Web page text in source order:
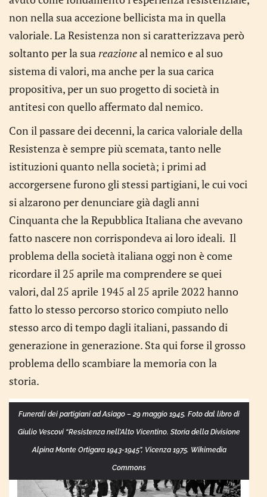
non nella sua accezione bellicista ma in quella
valoriale. La Resistenza non si caratterizzava però
soltanto per la suareazioneal nemico e al suo
sistema di valori, ma anche per la sua carica
propositiva, per un suo progetto di società in
antitesi con quello affermato dal nemico.
Con il passare dei decenni, la carica valoriale della
Resistenza è sempre più scemata, tanto nelle
istituzioni quanto nella società; i primi ad
accorgersene furono gli stessi partigiani, le cui voci
si alzarono per denunciare già dagli anni
Cinquanta che la Repubblica Italiana che avevano
fatto nascere non corrispondeva ai loro ideali. Il
problema della società italiana oggi non è come
ricordare il 25 aprile ma comprendere se quei
valori, dal 25 aprile 1945 al 25 aprile 2022 hanno
fatto lo stesso percorso storico compiuto nello
stesso arco di tempo dagli italiani, passando di
generazione in generazione. Sta qui forse il grosso
problema dello scambiare la memoria con la
storia.
Funerali dei partigiani ad Asiago – 29 maggio 1945. Foto dal libro di
Giulio Vescovi “Resistenza nell’Alto Vicentino. Storia della Divisione
Alpina Monte Ortigara 1943-1945”, Vicenza 1975. Wikimedia
Commons